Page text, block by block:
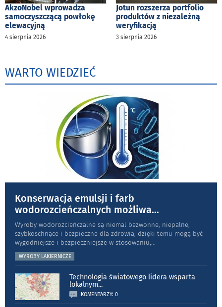
AkzoNobel wprowadza
samoczyszczącą powłokę
elewacyjną
4 sierpnia 2026
Jotun rozszerza portfolio
produktów z niezależną
weryfikacją
3 sierpnia 2026
WARTO WIEDZIEĆ
Konserwacja emulsji i farb
wodorozcieńczalnych możliwa...
Wyroby wodorozcieńczalne są niemal bezwonne, niepalne,
szybkoschnące i bezpieczne dla zdrowia, dzięki temu mogą być
wygodniejsze i bezpieczniejsze w stosowaniu,
WYROBY LAKIERNICZE
Technologia światowego lidera wsparta
lokalnym...
KOMENTARZY: 0